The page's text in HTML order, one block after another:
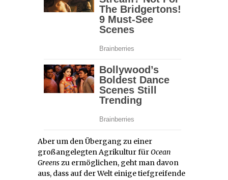
Aber um den Übergang zu einer
großangelegten Agrikultur fürOcean
Greenszu ermöglichen, geht man davon
aus, dass auf der Welt einige tiefgreifende